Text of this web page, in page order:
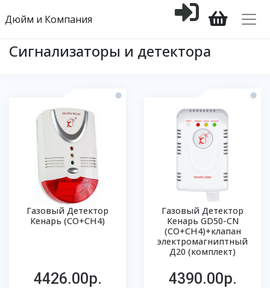
Дюйм и Компания
Сигнализаторы и детектора
Газовый Детектор
Кенарь (СО+СН4)
4426.00р.
Газовый Детектор
Кенарь GD50-CN
(СО+СН4)+клапан
электромагниптный
Д20 (комплект)
4390.00р.